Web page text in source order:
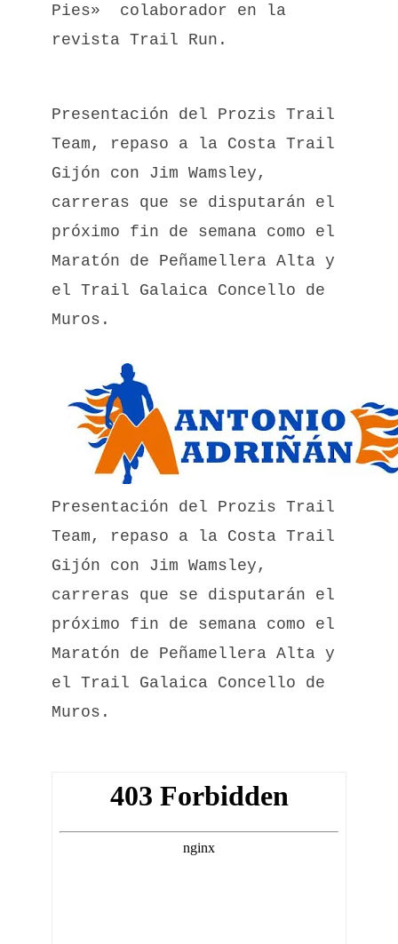
Pies» colaborador en la
revista Trail Run.
Presentación del Prozis Trail
Team, repaso a la Costa Trail
Gijón con Jim Wamsley,
carreras que se disputarán el
próximo fin de semana como el
Maratón de Peñamellera Alta y
el Trail Galaica Concello de
Muros.
Presentación del Prozis Trail
Team, repaso a la Costa Trail
Gijón con Jim Wamsley,
carreras que se disputarán el
próximo fin de semana como el
Maratón de Peñamellera Alta y
el Trail Galaica Concello de
Muros.